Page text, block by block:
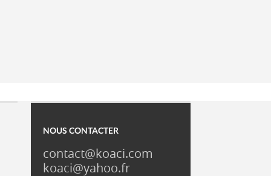
NOUS CONTACTER
contact@koaci.com
koaci@yahoo.fr